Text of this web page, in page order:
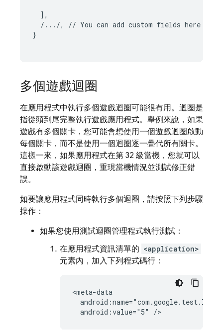
  ],
  /.../, // You can add custom fields here
}
多個遊戲迴圈
在應用程式中執行多個遊戲迴圈可能很有用。迴圈是
指從頭到尾完整執行遊戲應用程式。舉例來說，如果
遊戲有多個關卡，您可能會想使用一個遊戲迴圈啟動
每個關卡，而不是使用一個迴圈逐一疊代所有關卡。
這樣一來，如果應用程式在第 32 級當機，您就可以
直接啟動該遊戲迴圈，重現當機情況並測試修正錯
誤。
如要讓應用程式同時執行多個迴圈，請按照下列步驟
操作：
如果您使用測試迴圈管理程式執行測試：
在應用程式資訊清單的 <application>
元素內，加入下列程式碼行：
<meta-data
  android:value="5" />